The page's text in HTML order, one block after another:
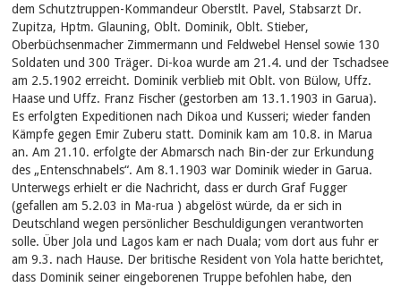
dem Schutztruppen-Kommandeur Oberstlt. Pavel, Stabsarzt Dr.
Zupitza, Hptm. Glauning, Oblt. Dominik, Oblt. Stieber,
Oberbüchsenmacher Zimmermann und Feldwebel Hensel sowie 130
Soldaten und 300 Träger. Di-koa wurde am 21.4. und der Tschadsee
am 2.5.1902 erreicht. Dominik verblieb mit Oblt. von Bülow, Uffz.
Haase und Uffz. Franz Fischer (gestorben am 13.1.1903 in Garua).
Es erfolgten Expeditionen nach Dikoa und Kusseri; wieder fanden
Kämpfe gegen Emir Zuberu statt. Dominik kam am 10.8. in Marua
an. Am 21.10. erfolgte der Abmarsch nach Bin-der zur Erkundung
des „Entenschnabels“. Am 8.1.1903 war Dominik wieder in Garua.
Unterwegs erhielt er die Nachricht, dass er durch Graf Fugger
(gefallen am 5.2.03 in Ma-rua ) abgelöst würde, da er sich in
Deutschland wegen persönlicher Beschuldigungen verantworten
solle. Über Jola und Lagos kam er nach Duala; vom dort aus fuhr er
am 9.3. nach Hause. Der britische Resident von Yola hatte berichtet,
dass Dominik seiner eingeborenen Truppe befohlen habe, den